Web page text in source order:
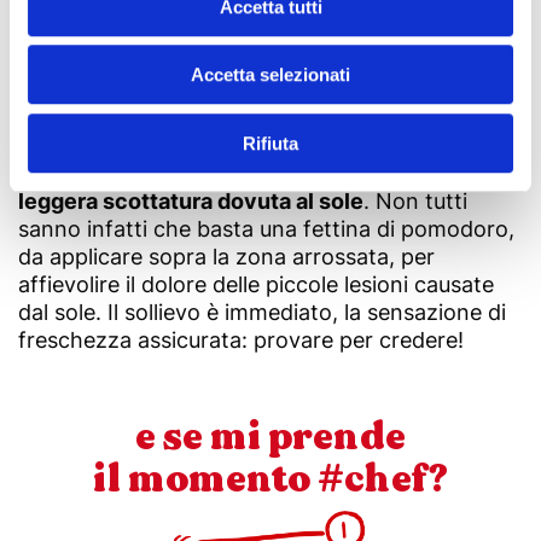
Accetta tutti
Accetta selezionati
Rifiuta
unicamente con pomodori italiani. Potete
gustarlo al naturale, oppure insieme a
centrifugati di verdure.
Ottimo per la tintarella, gustoso e rinfrescante
naturale per le giornate più calde,
rosso è utilissimo anche in caso di rossore o
leggera scottatura dovuta al sole. Non tutti
sanno infatti che basta una fettina di pomodoro,
da applicare sopra la zona arrossata, per
affievolire il dolore delle piccole lesioni causate
dal sole. Il sollievo è immediato, la sensazione di
freschezza assicurata: provare per credere!
e se mi prende
il momento #chef?